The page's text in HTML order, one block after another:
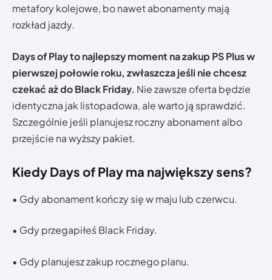
metafory kolejowe, bo nawet abonamenty mają
rozkład jazdy.
Days of Play to najlepszy moment na zakup PS Plus w
pierwszej połowie roku, zwłaszcza jeśli nie chcesz
czekać aż do Black Friday. Nie zawsze oferta będzie
identyczna jak listopadowa, ale warto ją sprawdzić.
Szczególnie jeśli planujesz roczny abonament albo
przejście na wyższy pakiet.
Kiedy Days of Play ma największy sens?
• Gdy abonament kończy się w maju lub czerwcu.
• Gdy przegapiłeś Black Friday.
• Gdy planujesz zakup rocznego planu.